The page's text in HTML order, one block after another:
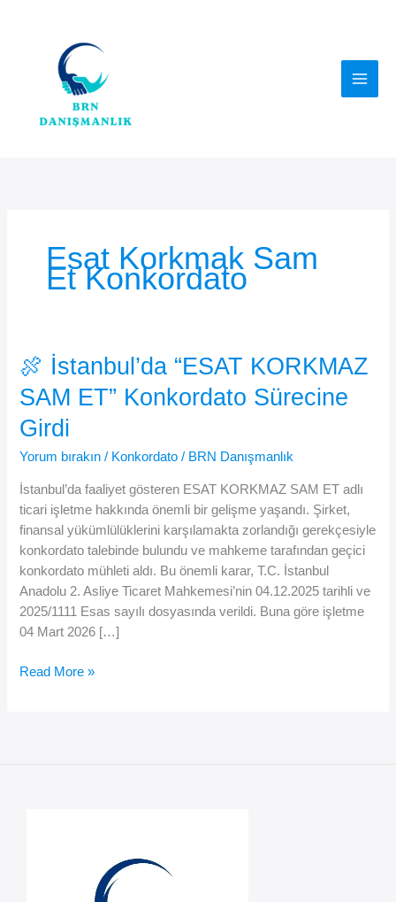
Esat Korkmak Sam
Et Konkordato
🍖 İstanbul’da “ESAT KORKMAZ
SAM ET” Konkordato Sürecine
Girdi
Yorum bırakın / Konkordato / BRN Danışmanlık
İstanbul’da faaliyet gösteren ESAT KORKMAZ SAM ET adlı
ticari işletme hakkında önemli bir gelişme yaşandı. Şirket,
finansal yükümlülüklerini karşılamakta zorlandığı gerekçesiyle
konkordato talebinde bulundu ve mahkeme tarafından geçici
konkordato mühleti aldı. Bu önemli karar, T.C. İstanbul
Anadolu 2. Asliye Ticaret Mahkemesi’nin 04.12.2025 tarihli ve
2025/1111 Esas sayılı dosyasında verildi. Buna göre işletme
04 Mart 2026 […]
🍖
Read More »